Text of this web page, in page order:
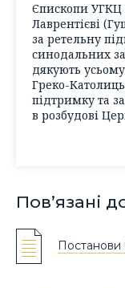
Єпископи УГКЦ
Лаврентієві
за ретельну
синодальних
дякують
Греко-
підтримку та
в розбудові
Пов’язані
Постанови